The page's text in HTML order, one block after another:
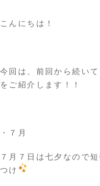
こんにちは！
今回は、前回から続い
をご紹介します！！
・７月
７月７日は七夕なので
つけ